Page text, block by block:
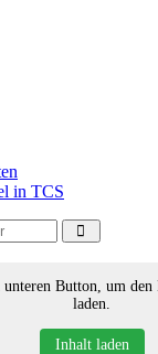
in TCS
Button, um
laden.
Inhalt laden